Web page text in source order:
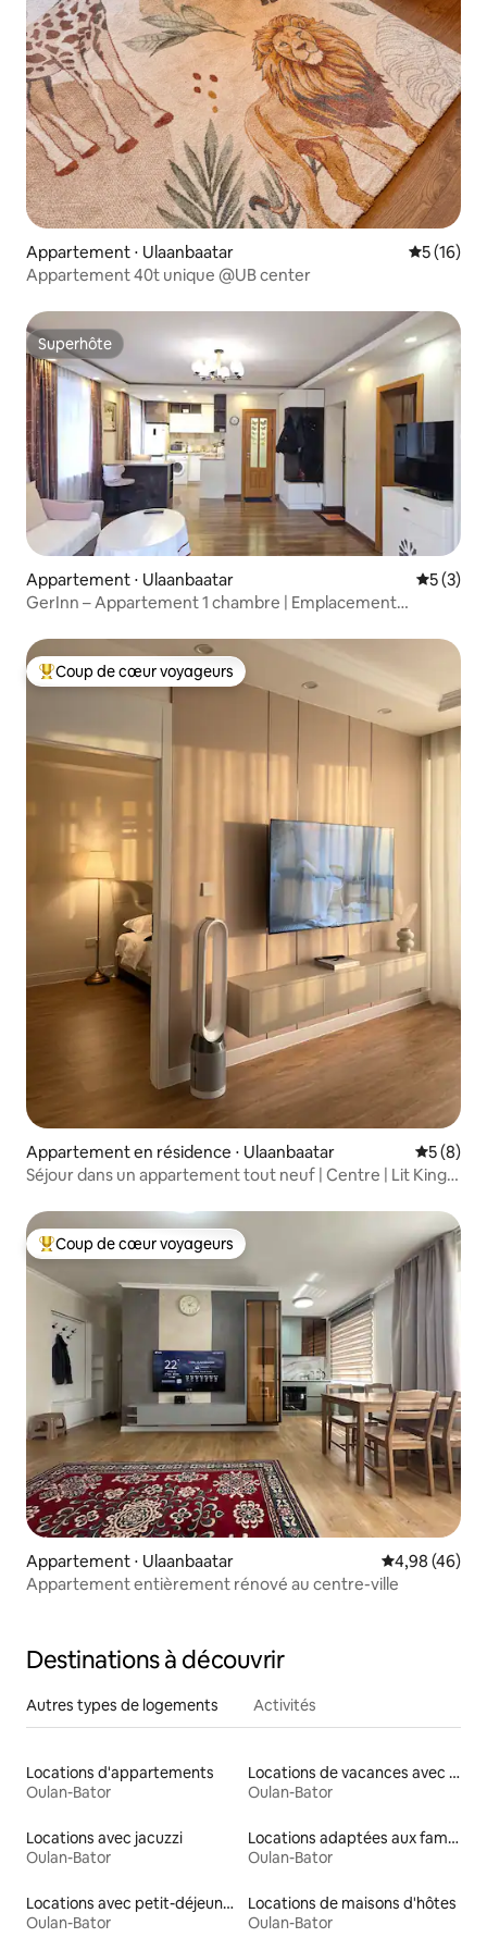
Appartement ⋅ Ulaanbaatar
5 (16)
Appartement 40t unique @UB center
Superhôte
Superhôte
Appartement ⋅ Ulaanbaatar
5 (3)
GerInn – Appartement 1 chambre | Emplacement
Coups de cœur voyageurs les plus appréciés
Coup de cœur voyageurs
Appartement en résidence ⋅ Ulaanbaatar
5 (8)
Séjour dans un appartement tout neuf | Centre | Lit King
Coups de cœur voyageurs les plus appréciés
Coup de cœur voyageurs
Appartement ⋅ Ulaanbaatar Évaluation
4,98 (46)
Appartement entièrement rénové au centre-ville
Destinations à découvrir
Autres types de logements Activités
Locations d'appartements
Oulan-Bator
Locations de vacances avec piscine
Oulan-Bator
Locations avec jacuzzi
Oulan-Bator
Locations adaptées aux familles
Oulan-Bator
Locations avec petit-déjeuner
Oulan-Bator
Locations de maisons d'hôtes
Oulan-Bator